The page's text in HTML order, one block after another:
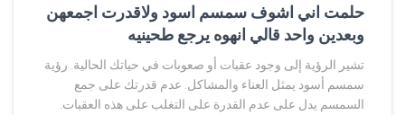
حلمت اني اشوف سمسم اسود ولاقدرت اجمعهن
وبعدين واحد قالي انهوه يرجع طحينيه
تشير الرؤية إلى وجود عقبات أو صعوبات في حياتك الحالية. رؤية
سمسم أسود يمثل العناء والمشاكل. عدم قدرتك على جمع
السمسم يدل على عدم القدرة على التغلب على هذه العقبات.